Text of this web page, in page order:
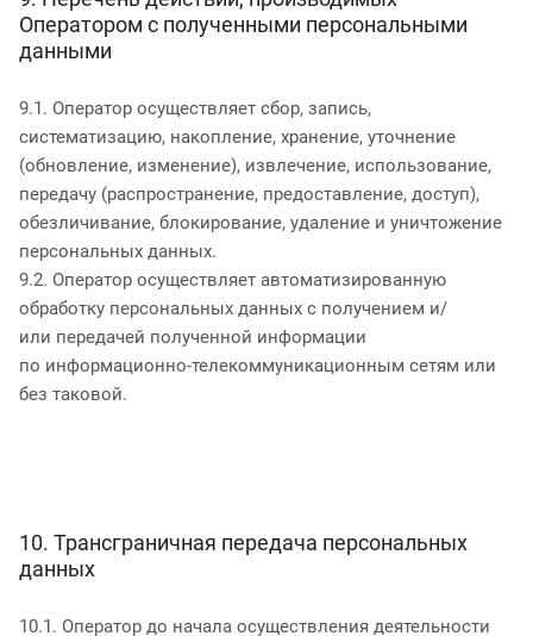
Оператором с полученными персональными
данными
9.1. Оператор осуществляет сбор, запись,
систематизацию, накопление, хранение, уточнение
(обновление, изменение), извлечение, использование,
передачу (распространение, предоставление, доступ),
обезличивание, блокирование, удаление и уничтожение
персональных данных.
9.2. Оператор осуществляет автоматизированную
обработку персональных данных с получением и/
или передачей полученной информации
по информационно-телекоммуникационным сетям или
без таковой.
10. Трансграничная передача персональных
данных
10.1. Оператор до начала осуществления деятельности